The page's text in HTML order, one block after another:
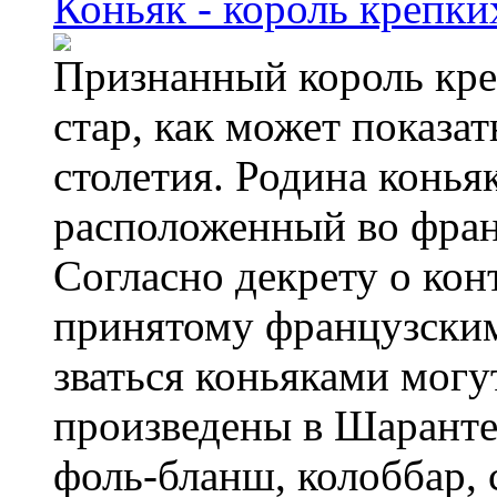
Признанный король
стар, как может
столетия. Родина
расположенный во
Согласно декрету о
принятому
зваться коньяками
произведены в
фоль-бланш,